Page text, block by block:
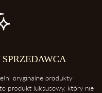
oryginalne produkty
produkt luksusowy, który nie